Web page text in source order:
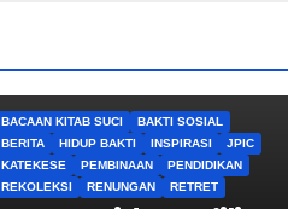
BACAAN KITAB SUCI
BAKTI SOSIAL
BERITA
HIDUP BAKTI INSPIRASI
JPIC
KATEKESE
PEMBINAAN
PENDIDIKAN
REKOLEKSI
RENUNGAN RETRET